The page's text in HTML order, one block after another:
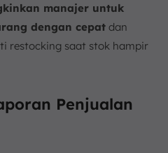
manajer untuk
dengan cepat dan
restocking saat stok hampir
Penjualan